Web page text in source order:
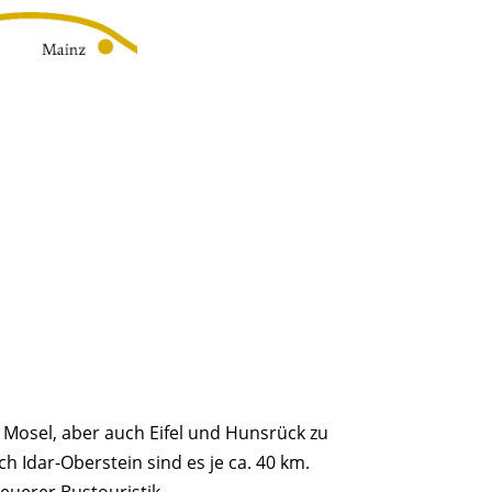
aber auch Eifel und Hunsrück zu
Idar-Oberstein sind es je ca. 40 km.